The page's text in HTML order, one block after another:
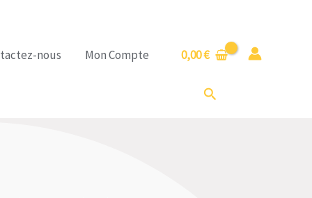
nous Mon Compte 0,00€
Rechercher